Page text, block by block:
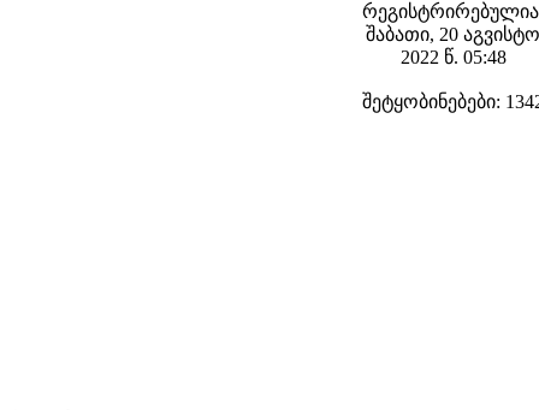
შაბათი, 20 აგვისტო
2022 წ. 05:48
შეტყობინებები: